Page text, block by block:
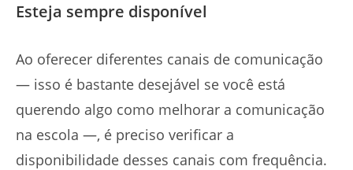
Esteja sempre disponível
Ao oferecer diferentes canais de comunicação
— isso é bastante desejável se você está
querendo algo como melhorar a comunicação
na escola —, é preciso verificar a
disponibilidade desses canais com frequência.